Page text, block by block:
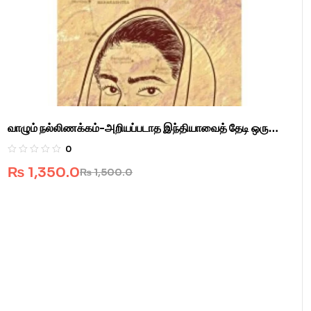
வாழும் நல்லிணக்கம்-அறியப்படாத இந்தியாவைத் தேடி ஒரு
பயணம்.
0
₨1,500.0
₨ 1,350.0